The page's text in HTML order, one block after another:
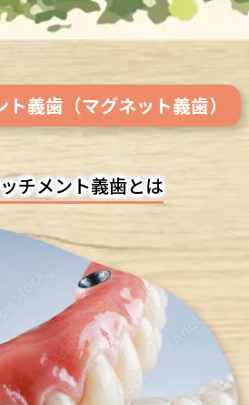
義歯（マグネット義歯）
チメント義歯とは